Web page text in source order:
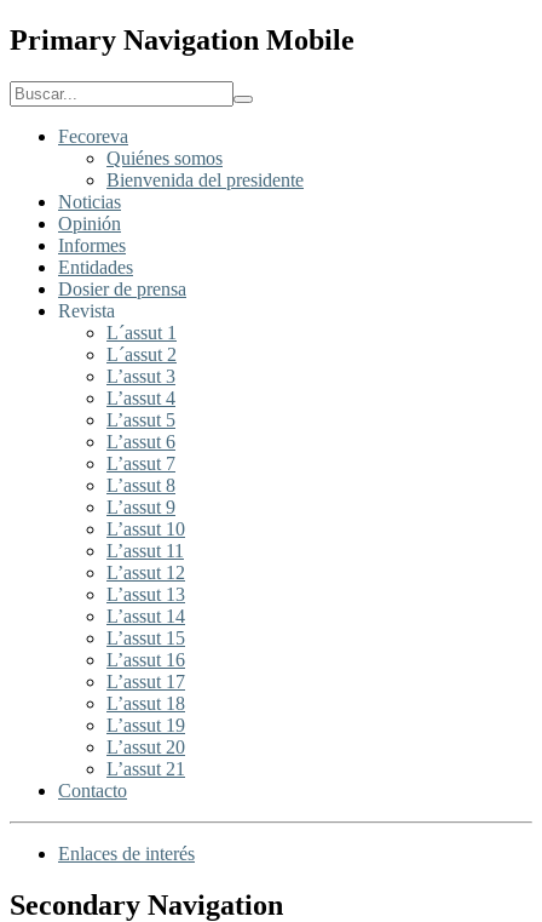
Primary Navigation Mobile
Fecoreva
Quiénes somos
Bienvenida del presidente
Noticias
Opinión
Informes
Entidades
Dosier de prensa
Revista
L´assut 1
L´assut 2
L’assut 3
L’assut 4
L’assut 5
L’assut 6
L’assut 7
L’assut 8
L’assut 9
L’assut 10
L’assut 11
L’assut 12
L’assut 13
L’assut 14
L’assut 15
L’assut 16
L’assut 17
L’assut 18
L’assut 19
L’assut 20
L’assut 21
Contacto
Enlaces de interés
Secondary Navigation